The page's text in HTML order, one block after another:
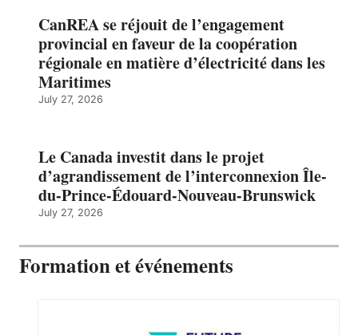
CanREA se réjouit de l’engagement
provincial en faveur de la coopération
régionale en matière d’électricité dans les
Maritimes
July 27, 2026
Le Canada investit dans le projet
d’agrandissement de l’interconnexion Île-
du-Prince-Édouard-Nouveau-Brunswick
July 27, 2026
Formation et événements